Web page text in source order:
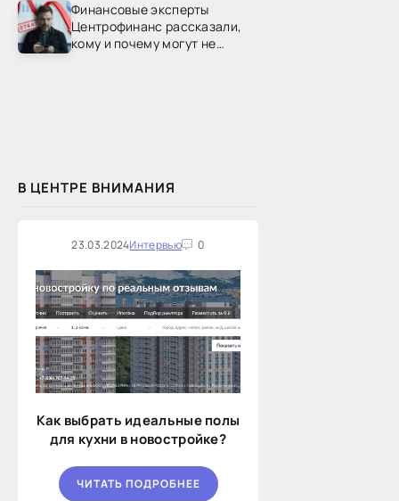
Финансовые эксперты
Центрофинанс рассказали,
кому и почему могут не
В ЦЕНТРЕ ВНИМАНИЯ
23.03.2024Интервью 0
Как выбрать идеальные полы
для кухни в новостройке?
ЧИТАТЬ ПОДРОБНЕЕ